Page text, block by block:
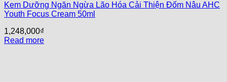
Kem Dưỡng Ngăn Ngừa Lão Hóa Cải Thiện Đốm Nâu AHC
Youth Focus Cream 50ml
1,248,000₫
Read more